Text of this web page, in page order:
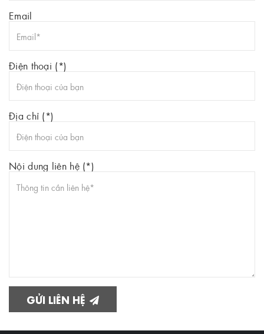
Email
Điện thoại (*)
Địa chỉ (*)
Nội dung liên hệ (*)
GỬI LIÊN HỆ